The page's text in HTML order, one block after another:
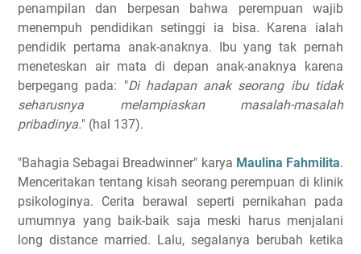
penampilan dan berpesan bahwa perempuan wajib
menempuh pendidikan setinggi ia bisa. Karena ialah
pendidik pertama anak-anaknya. Ibu yang tak pernah
meneteskan air mata di depan anak-anaknya karena
berpegang pada: "Di hadapan anak seorang ibu tidak
seharusnya melampiaskan masalah-masalah
pribadinya." (hal 137).
"Bahagia Sebagai Breadwinner" karya Maulina Fahmilita.
Menceritakan tentang kisah seorang perempuan di klinik
psikologinya. Cerita berawal seperti pernikahan pada
umumnya yang baik-baik saja meski harus menjalani
long distance married. Lalu, segalanya berubah ketika